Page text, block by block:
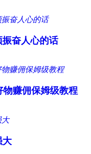
奋人心的话
物赚佣保姆级教程
大